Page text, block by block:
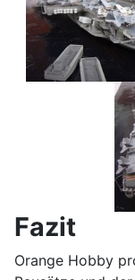
Fazit
Orange Hobby